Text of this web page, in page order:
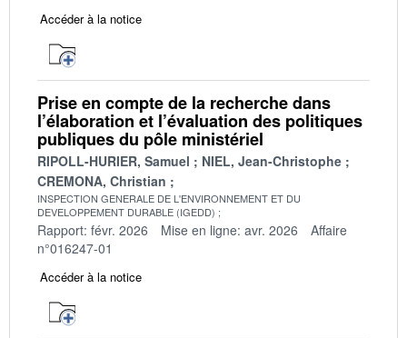
Accéder à la notice
Prise en compte de la recherche dans
l’élaboration et l’évaluation des politiques
publiques du pôle ministériel
RIPOLL-HURIER, Samuel
NIEL, Jean-Christophe
CREMONA, Christian
INSPECTION GENERALE DE L'ENVIRONNEMENT ET DU
DEVELOPPEMENT DURABLE (IGEDD)
Rapport: févr. 2026 Mise en ligne: avr. 2026
Affaire
n°016247-01
Accéder à la notice